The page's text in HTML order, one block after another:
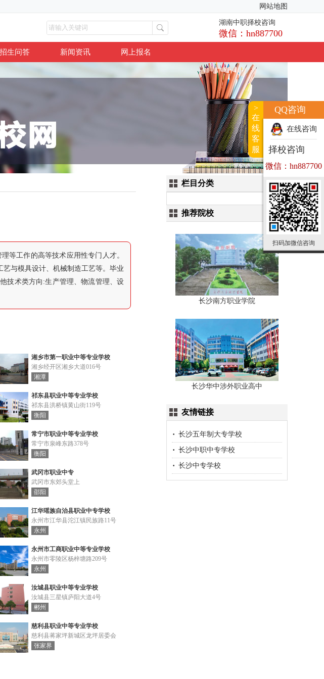
网站地图
湖南中职择校咨询
微信：hn887700
招生问答 新闻资讯 网上报名
等工作的高等技术应用性专门人才。
与模具设计、机械制造工艺等。毕业
术类方向:生产管理、物流管理、设
湘乡市第一职业中等专业学校
湘乡经开区湘乡大道016号
湘潭
祁东县职业中等专业学校
祁东县洪桥镇黄山街119号
衡阳
常宁市职业中等专业学校
常宁市泉峰东路378号
衡阳
武冈市职业中专
武冈市东郊头堂上
邵阳
江华瑶族自治县职业中专学校
永州市江华县沱江镇民族路11号
永州
永州市工商职业中等专业学校
永州市零陵区杨梓塘路209号
永州
汝城县职业中等专业学校
汝城县三星镇庐阳大道4号
郴州
慈利县职业中等专业学校
慈利县蒋家坪新城区龙坪居委会
张家界
栏目分类
推荐院校
长沙南方职业学院
长沙华中涉外职业高中
友情链接
长沙五年制大专学校
长沙中职中专学校
长沙中专学校
>
在
线
客
服
QQ咨询
在线咨询
择校咨询
微信：hn887700
扫码加微信咨询